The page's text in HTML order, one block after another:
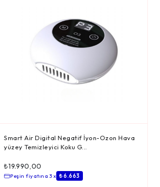
Smart Air Digital Negatif İyon-Ozon Hava
yüzey Temizleyici Koku G...
₺19.990,00
Peşin fiyatına 3 x ₺ 6.663